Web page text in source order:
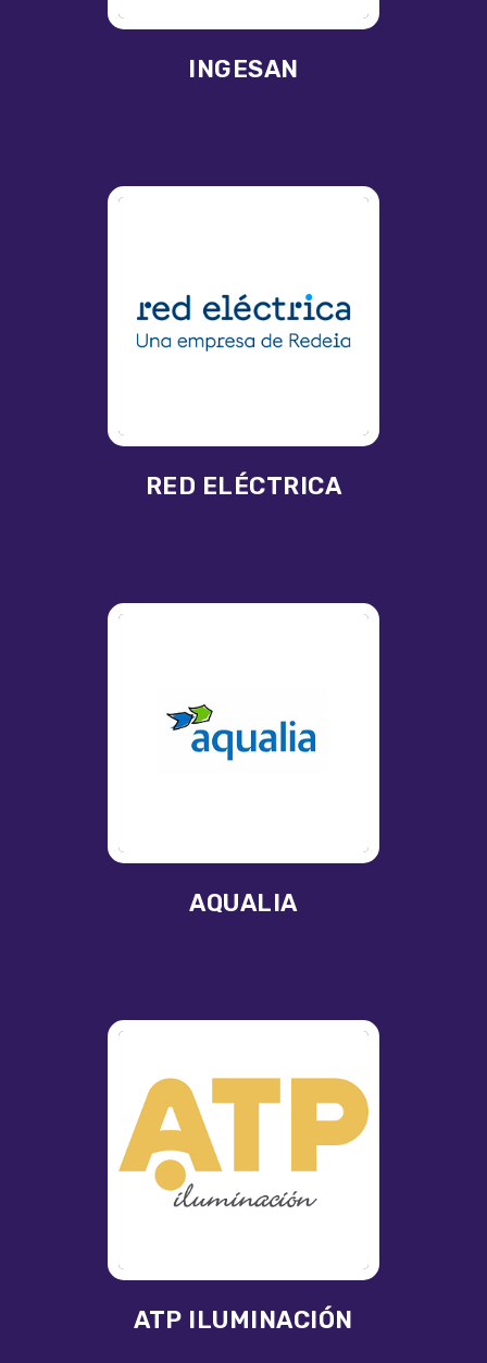
INGESAN
RED ELÉCTRICA
AQUALIA
ATP ILUMINACIÓN